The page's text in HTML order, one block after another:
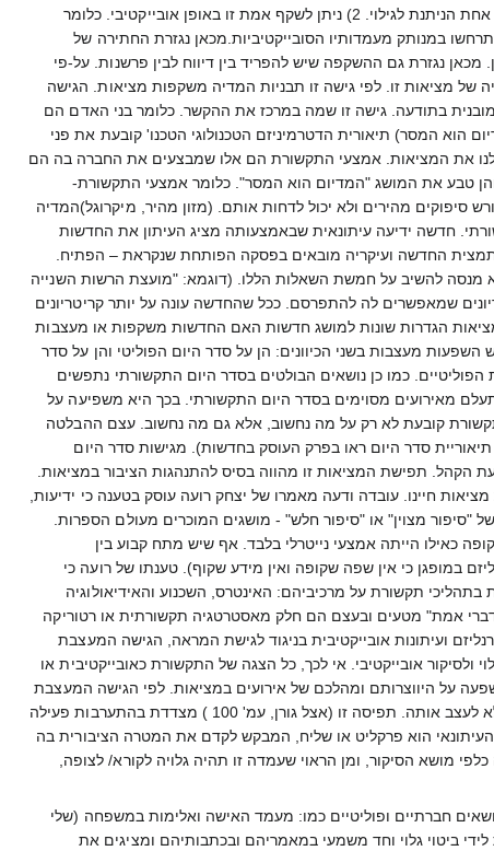
ומדויק על המציאות כפי שהיא באמת, באופן אובייקטיבי ככל האפשר. גישה זו יוצאת משתי הנחות מוצא: 1) יש אמת אחת הניתנת לגילוי. 2) ניתן לשקף אמת זו באופן אובייקטיבי. כלומר
במנותק מעמדותיו הסובייקטיביות.מכאן נגזרת החתירה של
נגזרת גם ההשקפה שיש להפריד בין דיווח לבין פרשנות. על-פי
של מציאות זו. לפי גישה זו תבניות המדיה משקפות מציאות. הגישה
בתודעה. גישה זו שמה במרכז את ההקשר. כלומר בני האדם הם
הוא המסר) תיאורית הדטרמיניזם הטכנולוגי הטכנו' קובעת את פני
את המציאות. אמצעי התקשורת הם אלו שמבצעים את החברה בה הם
טבע את המושג "המדיום הוא המסר". כלומר אמצעי התקשורת-
סיפוקים מהירים ולא יכול לדחות אותם. (מזון מהיר, מיקרוגל)המדיה
חדשה ידיעה עיתונאית שבאמצעותה מציג העיתון את החדשות
החדשה ועיקריה מובאים בפסקה הפותחת שנקראת – הפתיח.
מנסה להשיב על חמשת השאלות הללו. (דוגמא: "מועצת הרשות השנייה
על קריטריונים שמאפשרים לה להתפרסם. ככל שהחדשה עונה על יותר קריטריונים
הגדרות שונות למושג חדשות האם החדשות משקפות או מעצבות
מעצבות בשני הכיוונים: הן על סדר היום הפוליטי והן על סדר
כמו כן נושאים הבולטים בסדר היום התקשורתי נתפשים
מאירועים מסוימים בסדר היום התקשורתי. בכך היא משפיעה על
קובעת לא רק על מה נחשוב, אלא גם מה נחשוב. עצם ההבלטה
סדר היום ראו בפרק העוסק בחדשות). מגישות סדר היום
תפישת המציאות זו מהווה בסיס להתנהגות הציבור במציאות.
חיינו. עובדה ודעה מאמרו של יצחק רועה עוסק בטענה כי ידיעות,
"סיפור מצוין" או "סיפור חלש" - מושגים המוכרים מעולם הספרות.
כאילו הייתה אמצעי נייטרלי בלבד. אף שיש מתח קבוע בין
במופגן כי אין שפה שקופה ואין מידע שקוף). טענתו של רועה כי
תקשורת על מרכיביהם: האינטרס, השכנוע והאידיאולוגיה
אמת" מטעים ובעצם הם חלק מאסטרטגיה תקשורתית או רטוריקה
ועיתונות אובייקטיבית בניגוד לגישת המראה, הגישה המעצבת
אובייקטיבי. אי לכך, כל הצגה של התקשורת כאובייקטיבית או
על היווצרותם ומהלכם של אירועים במציאות. לפי הגישה המעצבת
(או גישת העיתונאות החדשה - journalism new ) התפקיד המרכזי של אמצעי התקשורת אינו לשקף את המציאות אלא לעצב אותה. תפיסה זו (אצל גורן, עמ' 100 ) מצדדת בהתערבות פעילה
הוא פרקליט או שליח, המבקש לקדם את המטרה הציבורית בה
מושא הסיקור, ומן הראוי שעמדה זו תהיה גלויה לקורא/ לצופה,
חברתיים ופוליטיים כמו: מעמד האישה ואלימות במשפחה (שלי
ביטוי גלוי וחד משמעי במאמריהם ובכתבותיהם ומציגים את